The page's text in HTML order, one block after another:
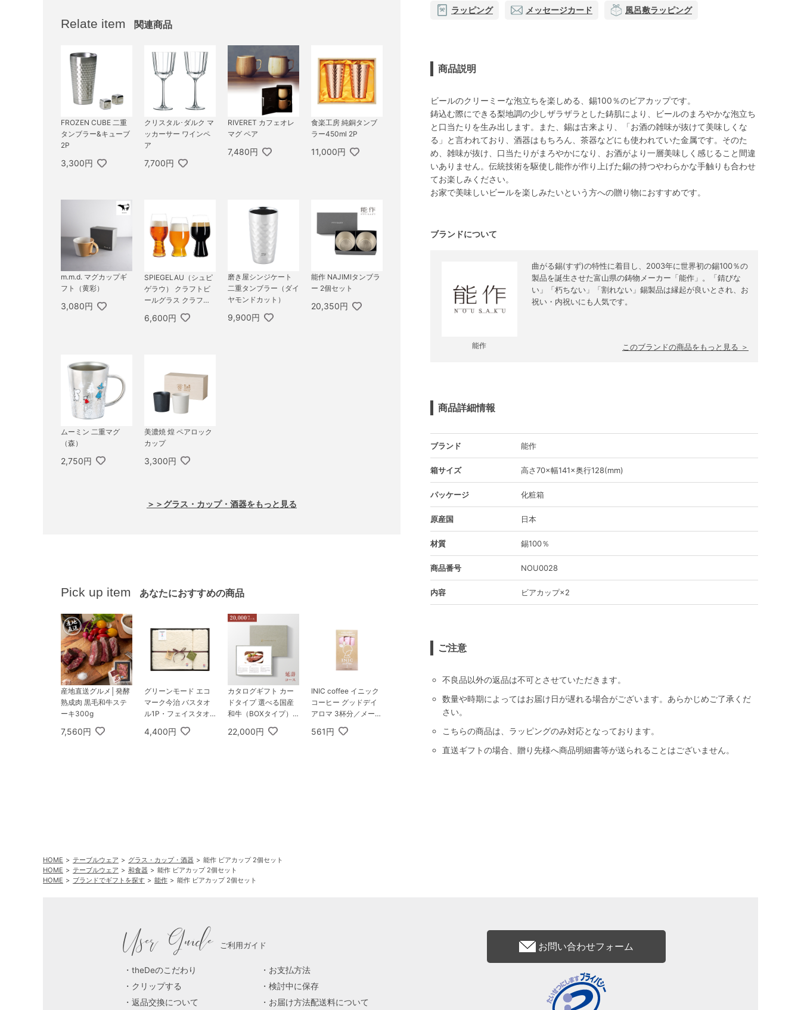
Relate item 関連商品
FROZEN CUBE 二重
タンブラー&キューブ
2P
3,300円
クリスタル･ダルク マ
ッカーサー ワインペ
ア
7,700円
RIVERET カフェオレ
マグ ペア
7,480円
食楽工房 純銅タンブ
ラー450ml 2P
11,000円
m.m.d. マグカップギ
フト（黄彩）
3,080円
SPIEGELAU（シュピ
ゲラウ） クラフトビ
ールグラス クラフト
グ・キット（3個入）
6,600円
磨き屋シンジケート
二重タンブラー（ダイ
ヤモンドカット）
9,900円
能作 NAJIMIタンブラ
ー 2個セット
20,350円
ムーミン 二重マグ
（森）
2,750円
美濃焼 煌 ペアロック
カップ
3,300円
＞＞グラス・カップ・酒器をもっと見る
Pick up item あなたにおすすめの商品
産地直送グルメ│発酵
熟成肉 黒毛和牛ステ
ーキ300g
7,560円
グリーンモード エコ
マーク今治 バスタオ
ル1P・フェイスタオ
4,400円
カタログギフト カー
ドタイプ 選べる国産
和牛（BOXタイプ） 2
22,000円
INIC coffee イニック
コーヒー グッドデイ
アロマ 3杯分／メール
561円
ラッピング メッセージカード 風呂敷ラッピング
商品説明
ビールのクリーミーな泡立ちを楽しめる、錫100％のビアカップです。
鋳込む際にできる梨地調の少しザラザラとした鋳肌により、ビールのまろやかな泡立ち
と口当たりを生み出します。また、錫は古来より、「お酒の雑味が抜けて美味しくな
る」と言われており、酒器はもちろん、茶器などにも使われていた金属です。そのた
め、雑味が抜け、口当たりがまろやかになり、お酒がより一層美味しく感じること間違
いありません。伝統技術を駆使し能作が作り上げた錫の持つやわらかな手触りも合わせ
てお楽しみください。
お家で美味しいビールを楽しみたいという方への贈り物におすすめです。
ブランドについて
能作
曲がる錫(すず)の特性に着目し、2003年に世界初の錫100％の
製品を誕生させた富山県の鋳物メーカー「能作」。「錆びな
い」「朽ちない」「割れない」錫製品は縁起が良いとされ、お
祝い・内祝いにも人気です。
このブランドの商品をもっと見る ＞
商品詳細情報
ブランド 能作
箱サイズ 高さ70×幅141×奥行128(mm)
パッケージ 化粧箱
原産国 日本
材質 錫100％
商品番号 NOU0028
内容 ビアカップ×2
ご注意
不良品以外の返品は不可とさせていただきます。
数量や時期によってはお届け日が遅れる場合がございます。あらかじめご了承くだ
さい。
こちらの商品は、ラッピングのみ対応となっております。
直送ギフトの場合、贈り先様へ商品明細書等が送られることはございません。
HOME テーブルウェア グラス・カップ・酒器
能作 ビアカップ 2個セット
HOME
テーブルウェア 和食器
能作 ビアカップ 2個セット
HOME
ブランドでギフトを探す 能作 能作 ビアカップ 2個セット
User Guide ご利用ガイド
theDeのこだわり
お支払方法
クリップする
検討中に保存
返品交換について
お届け方法配送料について
お問い合わせフォーム